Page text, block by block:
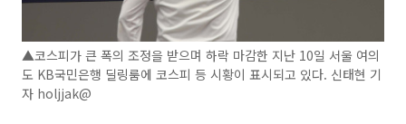
▲코스피가 큰 폭의 조정을 받으며 하락 마감한 지난 10일 서울 여의
도 KB국민은행 딜링룸에 코스피 등 시황이 표시되고 있다. 신태현 기
자 holjjak@